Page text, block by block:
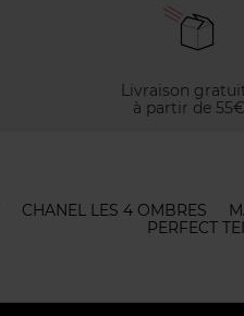
Livraison
à partir de 55€
CHANEL LES 4 OMBRES
PERFECT